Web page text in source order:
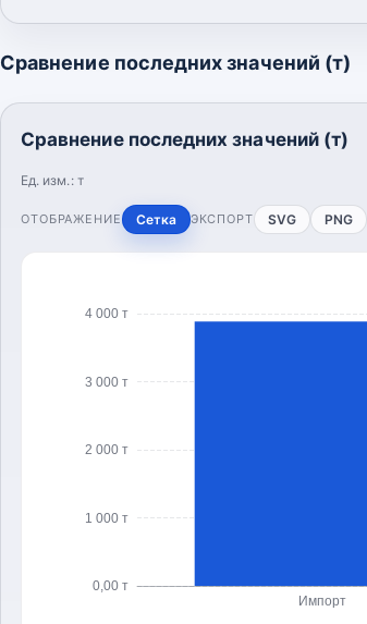
Сравнение последних значений (т)
Сравнение последних значений (т)
Ед. изм.: т
ОТОБРАЖЕНИЕ Сетка ЭКСПОРТ SVG PNG
0,00 т
1 000 т
2 000 т
3 000 т
4 000 т
Импорт